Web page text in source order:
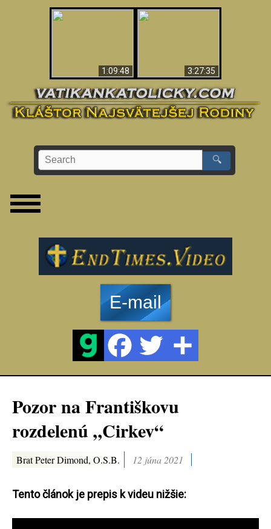
1:09:48 3:27:35
🔍
E-mail
Pozor na Františkovu
rozdelenú „Cirkev“
Brat Peter Dimond, O.S.B. 12 júna 2021
Tento článok je prepis k videu nižšie: